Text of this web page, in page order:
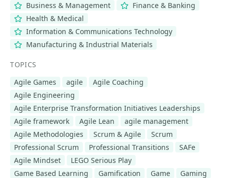
Business & Management
Finance & Banking
Health & Medical
Information & Communications Technology
Manufacturing & Industrial Materials
TOPICS
Agile Games
agile
Agile Coaching
Agile Engineering
Agile Enterprise Transformation Initiatives Leaderships
Agile framework
Agile Lean
agile management
Agile Methodologies
Scrum & Agile
Scrum
Professional Scrum
Professional Transitions
SAFe
Agile Mindset
LEGO Serious Play
Game Based Learning
Gamification Game
Gaming